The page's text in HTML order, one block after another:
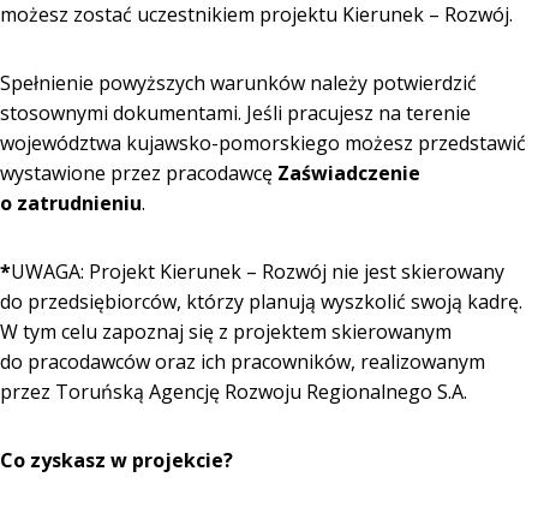
możesz zostać uczestnikiem projektu Kierunek – Rozwój.
Spełnienie powyższych warunków należy potwierdzić
stosownymi dokumentami. Jeśli pracujesz na terenie
województwa kujawsko-pomorskiego możesz przedstawić
wystawione przez pracodawcę Zaświadczenie
o zatrudnieniu.
*UWAGA: Projekt Kierunek – Rozwój nie jest skierowany
do przedsiębiorców, którzy planują wyszkolić swoją kadrę.
W tym celu zapoznaj się z projektem skierowanym
do pracodawców oraz ich pracowników, realizowanym
przez Toruńską Agencję Rozwoju Regionalnego S.A.
Co zyskasz w projekcie?